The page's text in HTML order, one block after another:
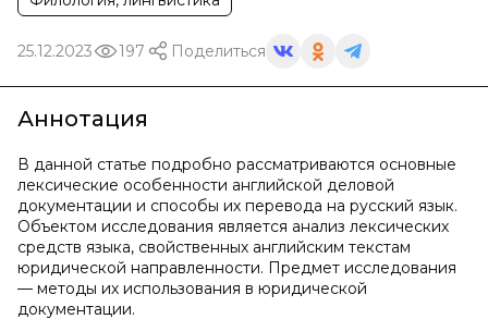
25.12.2023 197 Поделиться
Аннотация
В данной статье подробно рассматриваются основные
лексические особенности английской деловой
документации и способы их перевода на русский язык.
Объектом исследования является анализ лексических
средств языка, свойственных английским текстам
юридической направленности. Предмет исследования
— методы их использования в юридической
документации.